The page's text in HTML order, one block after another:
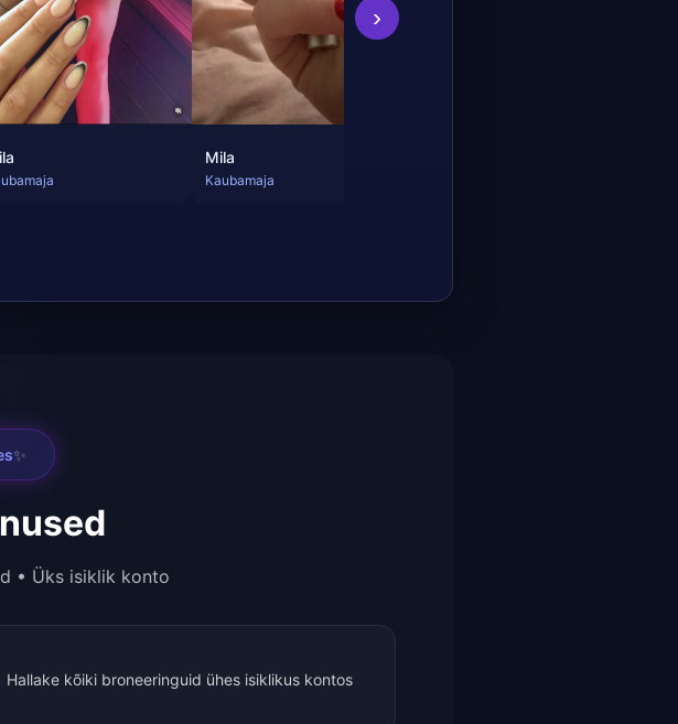
Mila
Kaubamaja
›
✨
• Üks isiklik konto
Hallake kõiki broneeringuid ühes isiklikus kontos